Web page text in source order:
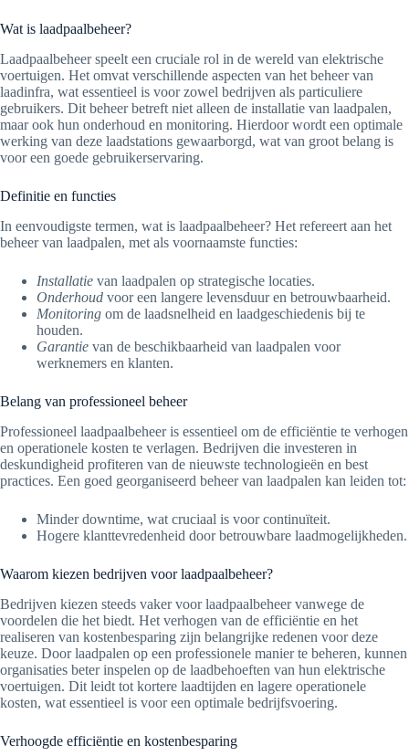
Wat is laadpaalbeheer?
Laadpaalbeheer speelt een cruciale rol in de wereld van elektrische
voertuigen. Het omvat verschillende aspecten van het beheer van
laadinfra, wat essentieel is voor zowel bedrijven als particuliere
gebruikers. Dit beheer betreft niet alleen de installatie van laadpalen,
maar ook hun onderhoud en monitoring. Hierdoor wordt een optimale
werking van deze laadstations gewaarborgd, wat van groot belang is
voor een goede gebruikerservaring.
Definitie en functies
In eenvoudigste termen, wat is laadpaalbeheer? Het refereert aan het
beheer van laadpalen, met als voornaamste functies:
Installatie van laadpalen op strategische locaties.
Onderhoud voor een langere levensduur en betrouwbaarheid.
Monitoring om de laadsnelheid en laadgeschiedenis bij te
houden.
Garantie van de beschikbaarheid van laadpalen voor
werknemers en klanten.
Belang van professioneel beheer
Professioneel laadpaalbeheer is essentieel om de efficiëntie te verhogen
en operationele kosten te verlagen. Bedrijven die investeren in
deskundigheid profiteren van de nieuwste technologieën en best
practices. Een goed georganiseerd beheer van laadpalen kan leiden tot:
Minder downtime, wat cruciaal is voor continuïteit.
Hogere klanttevredenheid door betrouwbare laadmogelijkheden.
Waarom kiezen bedrijven voor laadpaalbeheer?
Bedrijven kiezen steeds vaker voor laadpaalbeheer vanwege de
voordelen die het biedt. Het verhogen van de efficiëntie en het
realiseren van kostenbesparing zijn belangrijke redenen voor deze
keuze. Door laadpalen op een professionele manier te beheren, kunnen
organisaties beter inspelen op de laadbehoeften van hun elektrische
voertuigen. Dit leidt tot kortere laadtijden en lagere operationele
kosten, wat essentieel is voor een optimale bedrijfsvoering.
Verhoogde efficiëntie en kostenbesparing